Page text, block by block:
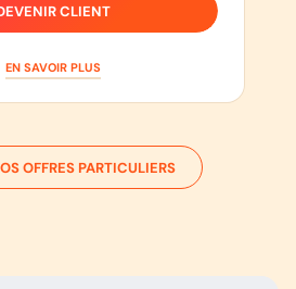
CLIENT
EN SAVOIR PLUS
OFFRES PARTICULIERS